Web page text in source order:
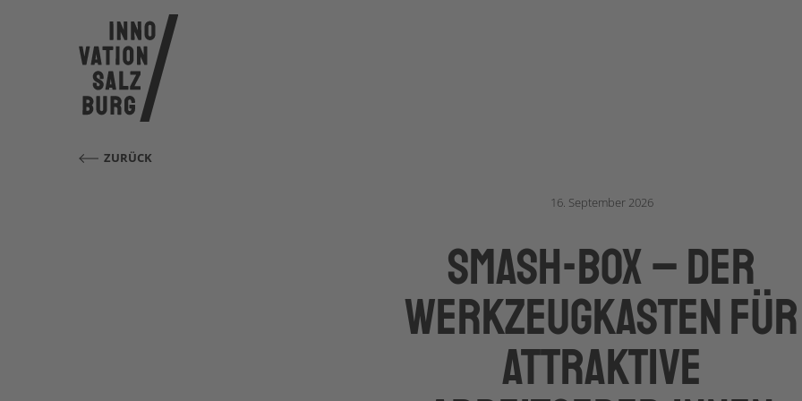
ZURÜCK
16. September 2026
SMASH-BOX – der
Werkzeugkasten für
attraktive